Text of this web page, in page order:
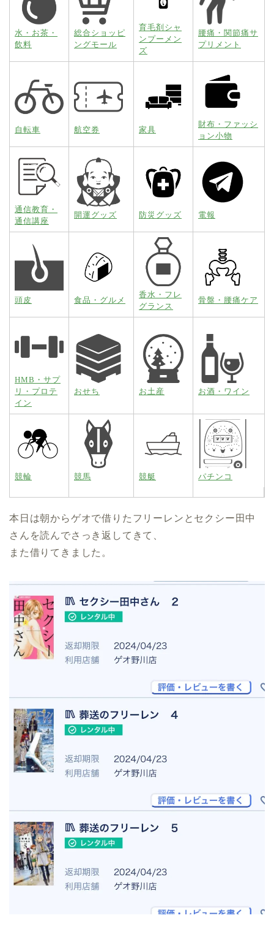
水・お茶・
飲料
総合ショッピ
ングモール
育毛剤シャ
ンプーメン
ズ
腰痛・関節痛サ
プリメント
自転車 航空券 家具
財布・ファッシ
ョン小物
通信教育・
通信講座
開運グッズ 防災グッズ 電報
頭皮 食品・グルメ
香水・フレ
グランス
骨盤・腰痛ケア
HMB・サプ
リ・プロテ
イン
おせち お土産 お酒・ワイン
競輪 競馬 競艇 パチンコ
本日は朝からゲオで借りたフリーレンとセクシー田中
さんを読んでさっき返してきて、
また借りてきました。